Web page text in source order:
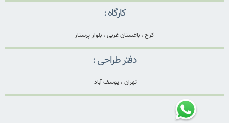
کارگاه :
کرج ، باغستان غربی ، بلوار پرستار
دفتر طراحی :
تهران ، یوسف آباد